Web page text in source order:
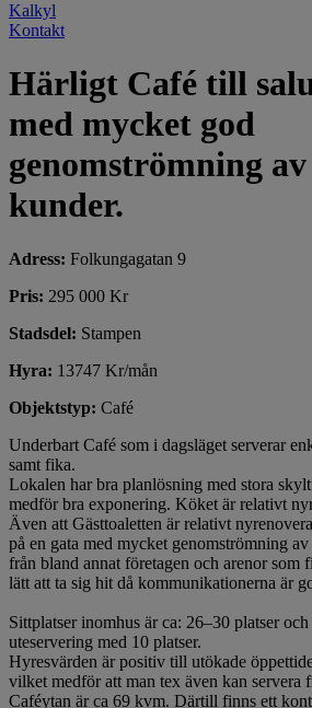
Kalkyl
Kontakt
Härligt Café till
med mycket god
genomströmning
kunder.
Adress: Folkungagatan 9
Pris: 295 000 Kr
Stadsdel: Stampen
Hyra: 13747 Kr/mån
Objektstyp: Café
Underbart Café som i dagsläget serverar
samt fika.
Lokalen har bra planlösning med stora
medför bra exponering. Köket är relativt
Även att Gästtoaletten är relativt
på en gata med mycket genomströmning
från bland annat företagen och arenor som
lätt att ta sig hit då kommunikationerna är
Sittplatser inomhus är ca: 26–30 platser
uteservering med 10 platser.
Hyresvärden är positiv till utökade
vilket medför att man tex även kan servera
Caféytan är ca 69 kvm. Därtill finns ett